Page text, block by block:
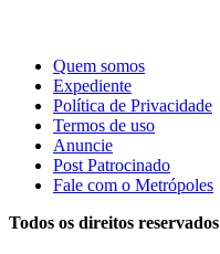
Quem somos
Expediente
Política de Privacidade
Termos de uso
Anuncie
Post Patrocinado
Fale com o Metrópoles
Todos os direitos reservados